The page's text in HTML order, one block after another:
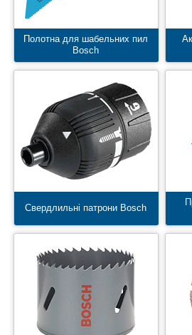
Полотна для шабельних пил
Bosch
Свердлильні патрони Bosch